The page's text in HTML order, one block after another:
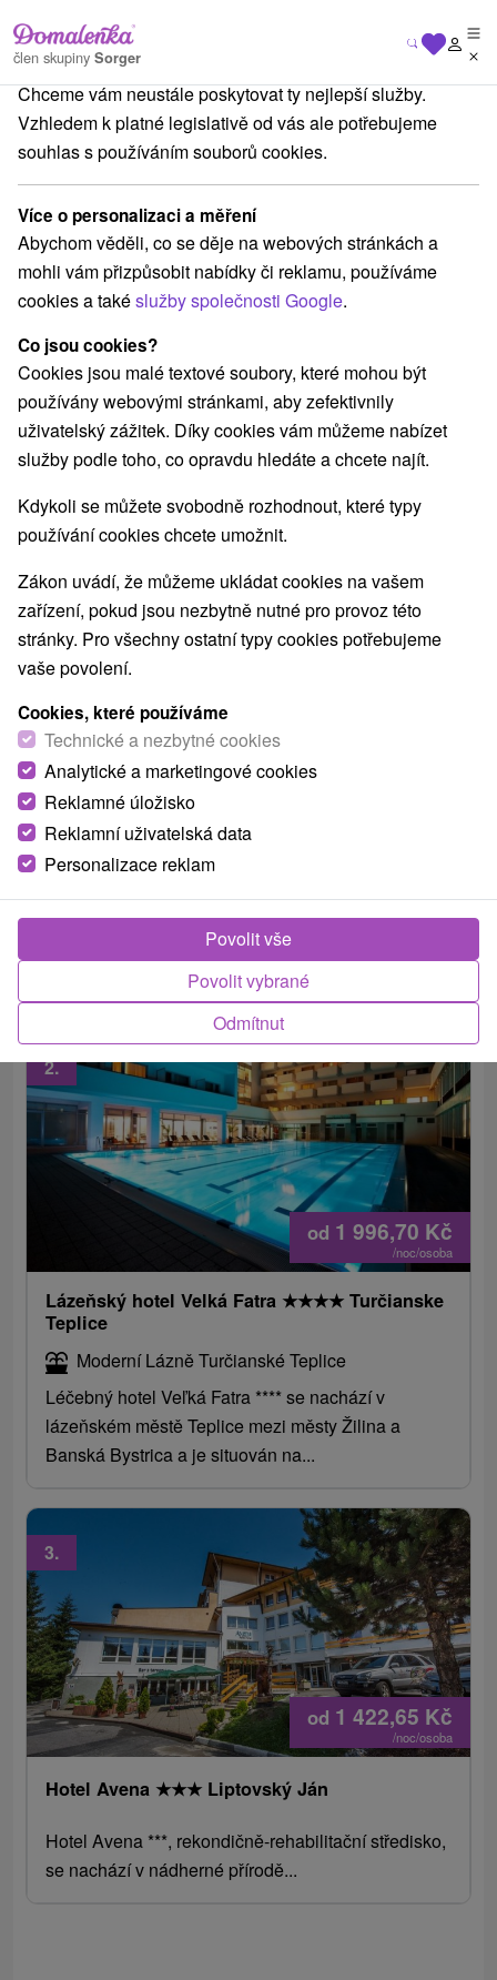
člen skupiny Sorger
Hotely na Slovensku Severné Slovensko
Hotely Severné Slovensko
Kategorie
Všechny kategorie
Hotely na Slovensku (74)
Hotely s bazénem(24)
Wellness hotely na Slovensku
Hotely na Slovensku pro rodiny s dětmi(22)
Historické hotely(1) Hotely s termálním bazénem
Vyberte lokalitu nebo termín
Nejprodávanější
od
1.
Hotel Demänová★★★★
Jasná
Hotel Demänová **** v Liptovském Mikuláši, v
příměstské části Demänová, která je vstupní branou
k největšímu lyžařskému...
od 1 996,70 Kč
/noc/osoba
2.
Lázeňský hotel Velká Fatra ★★★★ Turčianske
Teplice
Moderní Lázně Turčianské Teplice
Léčebný hotel Veľká Fatra **** se nachází v
lázeňském městě Teplice mezi městy Žilina a
Banská Bystrica a je situován na...
od 1 422,65 Kč
/noc/osoba
3.
Hotel Avena ★★★ Liptovský Ján
Hotel Avena ***, rekondičně-rehabilitační středisko,
se nachází v nádherné přírodě...
Na vašem soukromí nám záleží
Chceme vám neustále poskytovat ty nejlepší služby.
Vzhledem k platné legislativě od vás ale potřebujeme
souhlas s používáním souborů cookies.
Více o personalizaci a měření
Abychom věděli, co se děje na webových stránkách a
mohli vám přizpůsobit nabídky či reklamu, používáme
cookies a takéslužby společnosti Google.
Co jsou cookies?
Cookies jsou malé textové soubory, které mohou být
používány webovými stránkami, aby zefektivnily
uživatelský zážitek. Díky cookies vám můžeme nabízet
služby podle toho, co opravdu hledáte a chcete najít.
Kdykoli se můžete svobodně rozhodnout, které typy
používání cookies chcete umožnit.
Zákon uvádí, že můžeme ukládat cookies na vašem
zařízení, pokud jsou nezbytně nutné pro provoz této
stránky. Pro všechny ostatní typy cookies potřebujeme
vaše povolení.
Cookies, které používáme
Technické a nezbytné cookies
Analytické a marketingové cookies
Reklamné úložisko
Reklamní uživatelská data
Personalizace reklam
Odmítnut
Povolit vybrané
Povolit vše